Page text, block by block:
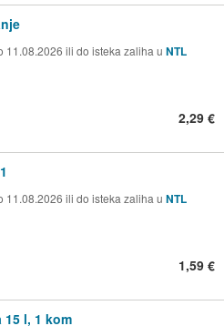
11.08.2026 ili do isteka zaliha u NTL
2,29 €
11.08.2026 ili do isteka zaliha u NTL
1,59 €
15 l, 1 kom